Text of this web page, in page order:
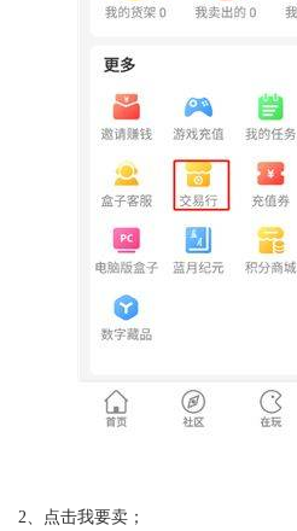
2、点击我要卖；